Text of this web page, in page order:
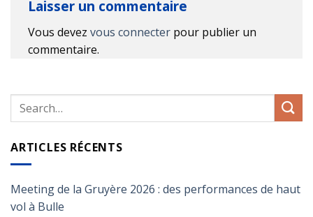
Laisser un commentaire
Vous devez vous connecter pour publier un
commentaire.
ARTICLES RÉCENTS
Meeting de la Gruyère 2026 : des performances de haut
vol à Bulle